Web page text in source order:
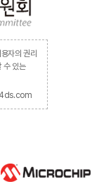
자의 권리
수 있는